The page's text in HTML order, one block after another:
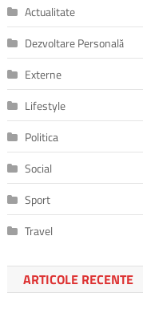
Actualitate
Dezvoltare Personală
Externe
Lifestyle
Politica
Social
Sport
Travel
ARTICOLE RECENTE